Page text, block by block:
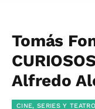
Tomás
Alfredo
CINE, SERIES Y TEATRO